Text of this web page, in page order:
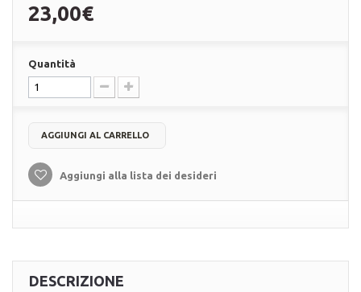
23,00€
Quantità
AGGIUNGI AL CARRELLO
Aggiungi alla lista dei desideri
DESCRIZIONE